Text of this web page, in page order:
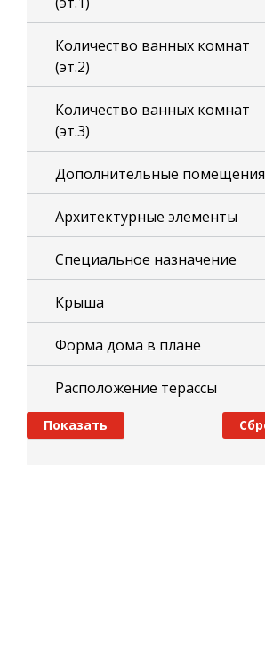
Количество ванных комнат
(эт.2)
Количество ванных комнат
(эт.3)
Дополнительные помещения
Архитектурные элементы
Специальное назначение
Крыша
Форма дома в плане
Расположение терассы